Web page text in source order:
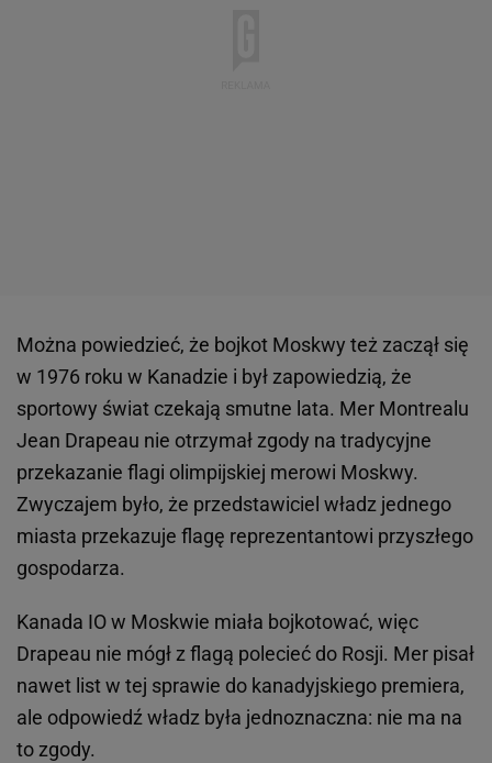
Można powiedzieć, że bojkot Moskwy też zaczął się
w 1976 roku w Kanadzie i był zapowiedzią, że
sportowy świat czekają smutne lata. Mer Montrealu
Jean Drapeau nie otrzymał zgody na tradycyjne
przekazanie flagi olimpijskiej merowi Moskwy.
Zwyczajem było, że przedstawiciel władz jednego
miasta przekazuje flagę reprezentantowi przyszłego
gospodarza.
Kanada IO w Moskwie miała bojkotować, więc
Drapeau nie mógł z flagą polecieć do Rosji. Mer pisał
nawet list w tej sprawie do kanadyjskiego premiera,
ale odpowiedź władz była jednoznaczna: nie ma na
to zgody.